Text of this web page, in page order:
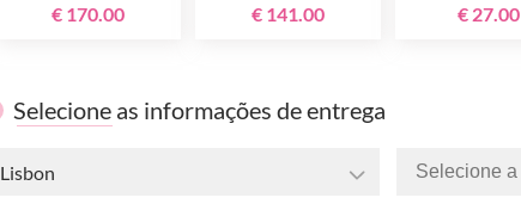
€ 170.00
€ 141.00
€ 27.00
Selecione as informações de entrega
Lisbon